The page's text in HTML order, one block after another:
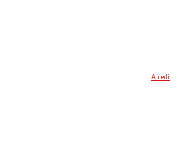
Accedi